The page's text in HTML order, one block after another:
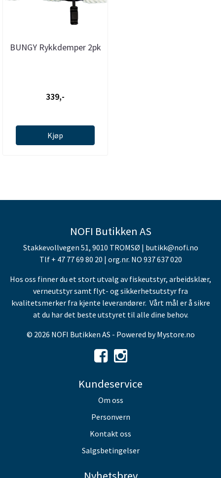
BUNGY Rykkdemper 2pk
339,-
Kjøp
NOFI Butikken AS
Stakkevollvegen 51, 9010 TROMSØ | butikk@nofi.no
Tlf + 47 77 69 80 20 | org.nr. NO 937 637 020
Hos oss finner du et stort utvalg av fiskeutstyr, arbeidsklær,
verneutstyr samt flyt- og sikkerhetsutstyr fra
kvalitetsmerker fra kjente leverandører. Vårt mål er å sikre
at du har det beste utstyret til alle dine behov.
© 2026 NOFI Butikken AS - Powered byMystore.no
Kundeservice
Om oss
Personvern
Kontakt oss
Salgsbetingelser